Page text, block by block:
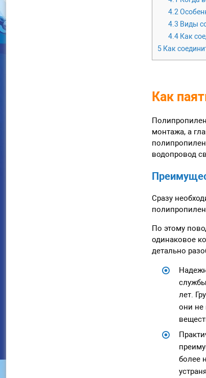
4.2
4.3 Виды
4.4 Как
5 Как
Как
монтажа, а
водопровод
Сразу
По этому
одинаковое
детально
лет.
они не
более